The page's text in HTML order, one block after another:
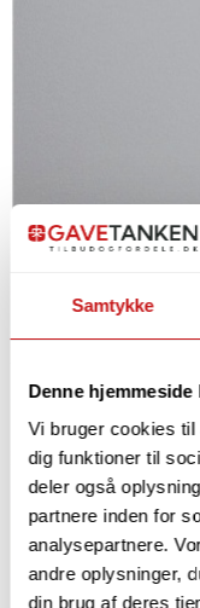
Samtykke
Denne
Vi bruger cookies
dig funktioner til
deler også
partnere inden for
analysepartnere.
andre oplysninger,
din brug af deres